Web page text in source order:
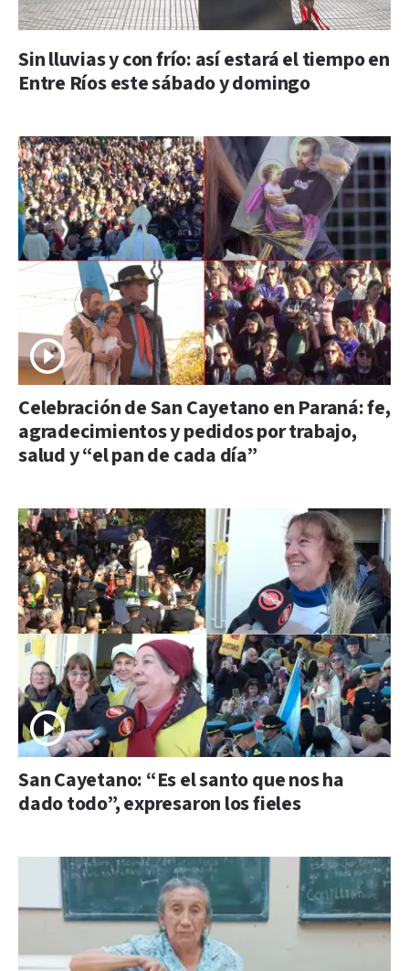
Sin lluvias y con frío: así estará el tiempo en
Entre Ríos este sábado y domingo
Celebración de San Cayetano en Paraná: fe,
agradecimientos y pedidos por trabajo,
salud y “el pan de cada día”
San Cayetano: “Es el santo que nos ha
dado todo”, expresaron los fieles